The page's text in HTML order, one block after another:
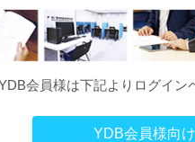
会員様は下記よりログイン
YDB会員様向